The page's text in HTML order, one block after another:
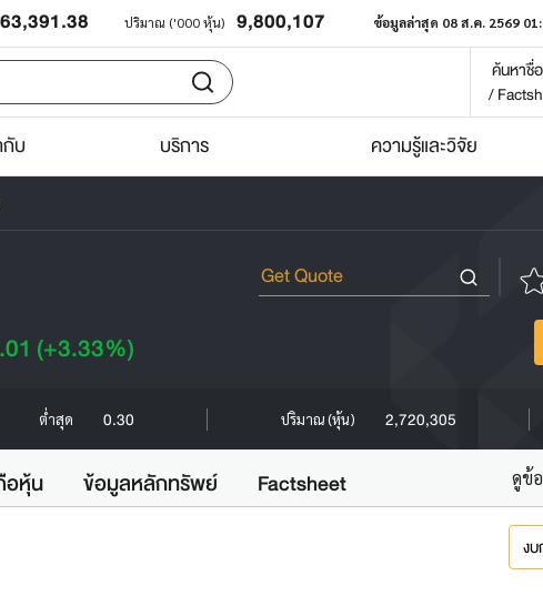
63,391.38 ปริมาณ ('000 หุ้น) 9,800,107 ข้อมูลล่าสุด 08 ส.ค. 2569
ค้นหาชื่
/
บ บริการ ความรู้และวิจัย
(+3.33%)
ต่ำสุด 0.30 ปริมาณ (หุ้น) 2,720,305
หุ้น ข้อมูลหลักทรัพย์ Factsheet ดูข้
ง